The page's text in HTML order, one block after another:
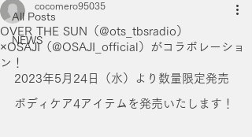
All Posts
NEWS
OVER THE SUN（@ots_tbsradio）
×OSAJI（@OSAJI_official）がコラボレーショ
ン！
cocomero95035
2023年5月24日（水）より数量限定発売
ボディケア4アイテムを発売いたします！